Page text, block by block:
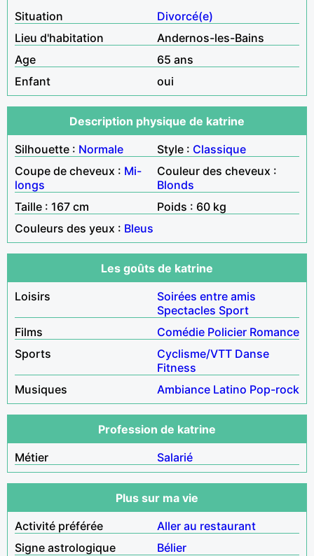
Situation
Divorcé(e)
Lieu d'habitation
Andernos-les-Bains
Age
65 ans
Enfant
oui
Description physique de katrine
Silhouette : Normale Style : Classique
Coupe de cheveux : Mi-
longs
Couleur des cheveux :
Blonds
Taille : 167 cm
Poids : 60 kg
Couleurs des yeux : Bleus
Les goûts de katrine
Loisirs
Soirées entre amis
Spectacles Sport
Films
Comédie Policier Romance
Sports
Cyclisme/VTT Danse
Fitness
Musiques
Ambiance Latino Pop-rock
Profession de katrine
Métier
Salarié
Plus sur ma vie
Activité préférée
Aller au restaurant
Signe astrologique
Bélier